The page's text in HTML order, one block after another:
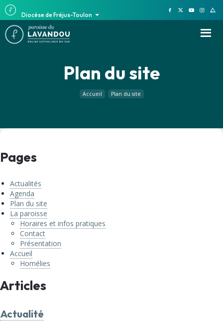
Diocèse de Fréjus-Toulon
Plan du site
Accueil Plan du site
Pages
Actualités
Agenda
Plan du site
La paroisse
Horaires et infos pratiques
Contact
Présentation
Accueil
Homélies
Articles
Actualité